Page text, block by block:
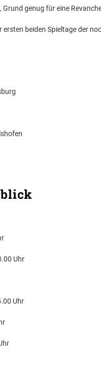
genug für eine
beiden Spieltage der
Uhr
Uhr